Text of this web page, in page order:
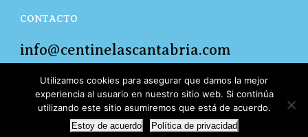
CONTACTO
info@centinelascantabria.com
Teléfono de información: 682 649 079
Utilizamos cookies para asegurar que damos la mejor
experiencia al usuario en nuestro sitio web. Si continúa
utilizando este sitio asumiremos que está de acuerdo.
Estoy de acuerdo Política de privacidad